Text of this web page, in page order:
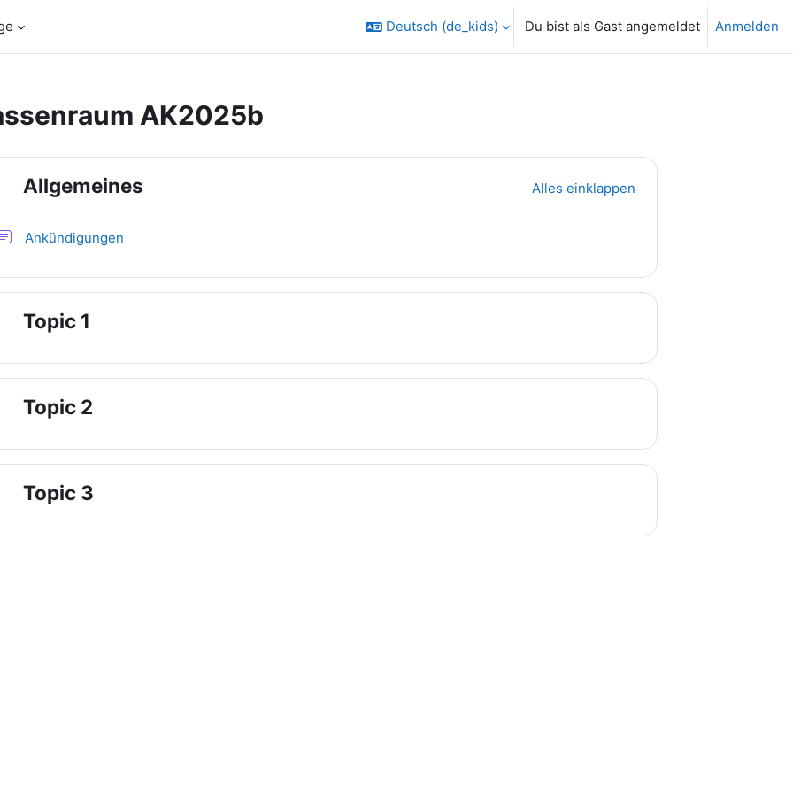
Deutsch ‎(de_kids)‎ Du bist als Gast angemeldet Anmelden
AK2025b
Allgemeines Alles einklappen
Ankündigungen
Topic 1
Topic 2
Topic 3